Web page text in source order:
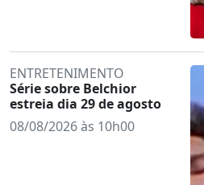
ENTRETENIMENTO
Série sobre Belchior
estreia dia 29 de agosto
08/08/2026 às 10h00